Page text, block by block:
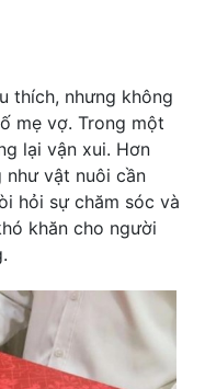
thích, nhưng không
mẹ vợ. Trong một
lại vận xui. Hơn
như vật nuôi cần
hỏi sự chăm sóc và
khăn cho người